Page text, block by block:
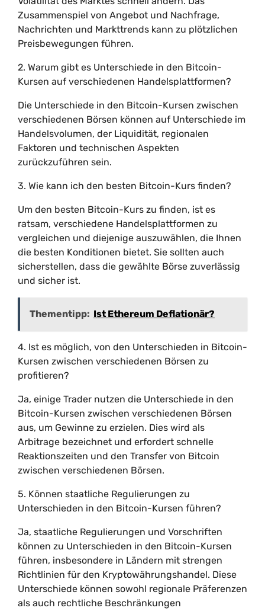
Zusammenspiel von Angebot und Nachfrage,
Nachrichten und Markttrends kann zu plötzlichen
Preisbewegungen führen.
2. Warum gibt es Unterschiede in den Bitcoin-
Kursen auf verschiedenen Handelsplattformen?
Die Unterschiede in den Bitcoin-Kursen zwischen
verschiedenen Börsen können auf Unterschiede im
Handelsvolumen, der Liquidität, regionalen
Faktoren und technischen Aspekten
zurückzuführen sein.
3. Wie kann ich den besten Bitcoin-Kurs finden?
Um den besten Bitcoin-Kurs zu finden, ist es
ratsam, verschiedene Handelsplattformen zu
vergleichen und diejenige auszuwählen, die Ihnen
die besten Konditionen bietet. Sie sollten auch
sicherstellen, dass die gewählte Börse zuverlässig
und sicher ist.
Thementipp: Ist Ethereum Deflationär?
4. Ist es möglich, von den Unterschieden in Bitcoin-
Kursen zwischen verschiedenen Börsen zu
profitieren?
Ja, einige Trader nutzen die Unterschiede in den
Bitcoin-Kursen zwischen verschiedenen Börsen
aus, um Gewinne zu erzielen. Dies wird als
Arbitrage bezeichnet und erfordert schnelle
Reaktionszeiten und den Transfer von Bitcoin
zwischen verschiedenen Börsen.
5. Können staatliche Regulierungen zu
Unterschieden in den Bitcoin-Kursen führen?
Ja, staatliche Regulierungen und Vorschriften
können zu Unterschieden in den Bitcoin-Kursen
führen, insbesondere in Ländern mit strengen
Richtlinien für den Kryptowährungshandel. Diese
Unterschiede können sowohl regionale Präferenzen
als auch rechtliche Beschränkungen